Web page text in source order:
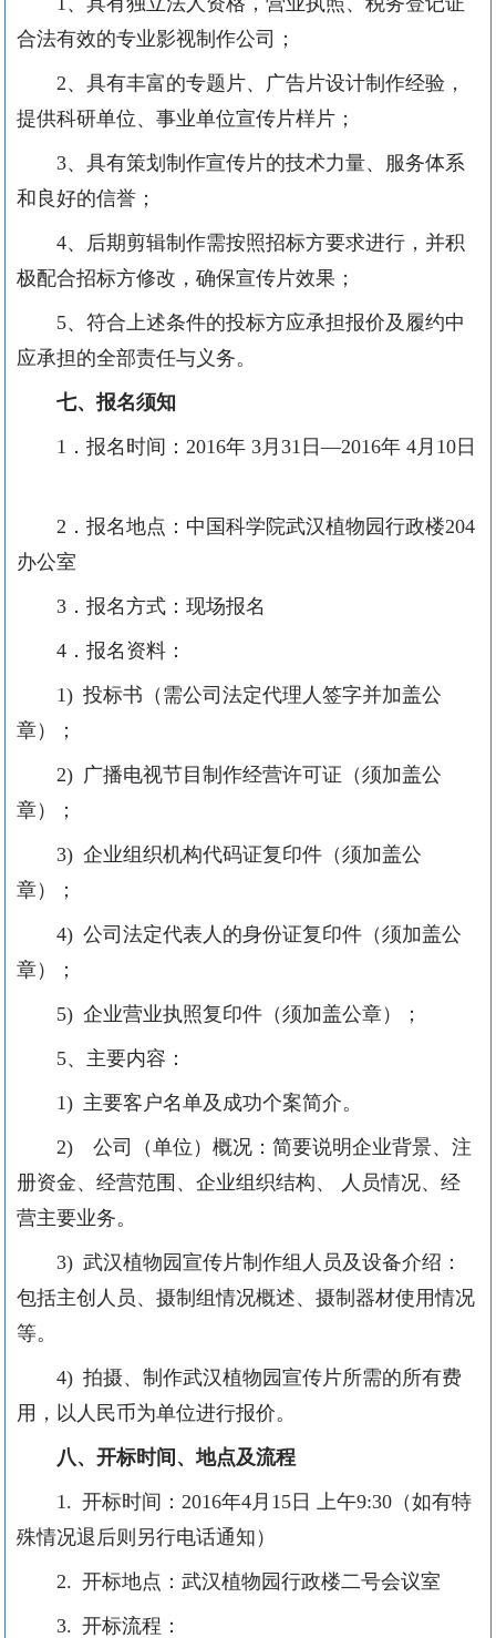
合法有效的专业影视制作公司；
2、具有丰富的专题片、广告片设计制作经验，
提供科研单位、事业单位宣传片样片；
3、具有策划制作宣传片的技术力量、服务体系
和良好的信誉；
4、后期剪辑制作需按照招标方要求进行，并积
极配合招标方修改，确保宣传片效果；
5、符合上述条件的投标方应承担报价及履约中
应承担的全部责任与义务。
七、报名须知
1．报名时间：2016年 3月31日—2016年 4月10日
2．报名地点：中国科学院武汉植物园行政楼204
办公室
3．报名方式：现场报名
4．报名资料：
1) 投标书（需公司法定代理人签字并加盖公
章）；
2) 广播电视节目制作经营许可证（须加盖公
章）；
3) 企业组织机构代码证复印件（须加盖公
章）；
4) 公司法定代表人的身份证复印件（须加盖公
章）；
5) 企业营业执照复印件（须加盖公章）；
5、主要内容：
1) 主要客户名单及成功个案简介。
2) 公司（单位）概况：简要说明企业背景、注
册资金、经营范围、企业组织结构、 人员情况、经
营主要业务。
3) 武汉植物园宣传片制作组人员及设备介绍：
包括主创人员、摄制组情况概述、摄制器材使用情况
等。
4) 拍摄、制作武汉植物园宣传片所需的所有费
用，以人民币为单位进行报价。
八、 开标时间、地点及流程
1. 开标时间：2016年4 月 15日 上午9:30（如有特
殊情况退后则另行电话通知）
2. 开标地点：武汉植物园行政楼二号会议室
3. 开标流程：